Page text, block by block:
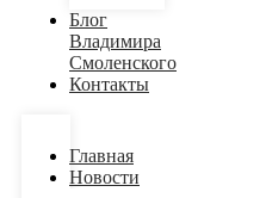
Блог
Владимира
Смоленского
Контакты
Главная
Новости